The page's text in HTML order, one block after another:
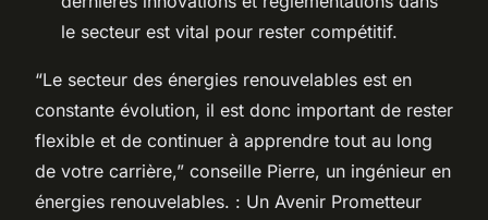
le secteur est vital pour rester compétitif.
“Le secteur des énergies renouvelables est en
constante évolution, il est donc important de rester
flexible et de continuer à apprendre tout au long
de votre carrière,” conseille Pierre, un ingénieur en
énergies renouvelables. : Un Avenir Prometteur